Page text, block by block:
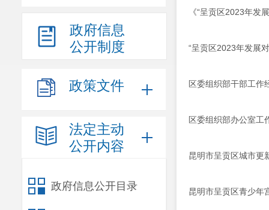
政府信息
公开制度
政策文件
法定主动
公开内容
政府信息公开目录
《“呈贡区2023年发
“呈贡区2023年发展
区委组织部干部工作
区委组织部办公室工
昆明市呈贡区城市更
昆明市呈贡区青少年